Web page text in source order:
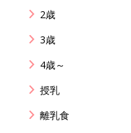
2歳
3歳
4歳～
授乳
離乳食